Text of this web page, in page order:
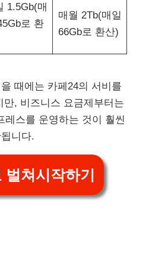
1.5Gb(매
로 환
매월 2Tb(매일
66Gb로 환산)
때에는 카페24의 서비를
만, 비즈니스 요금제부터는
레스를 운영하는 것이 훨씬
니다.
벌쳐시작하기